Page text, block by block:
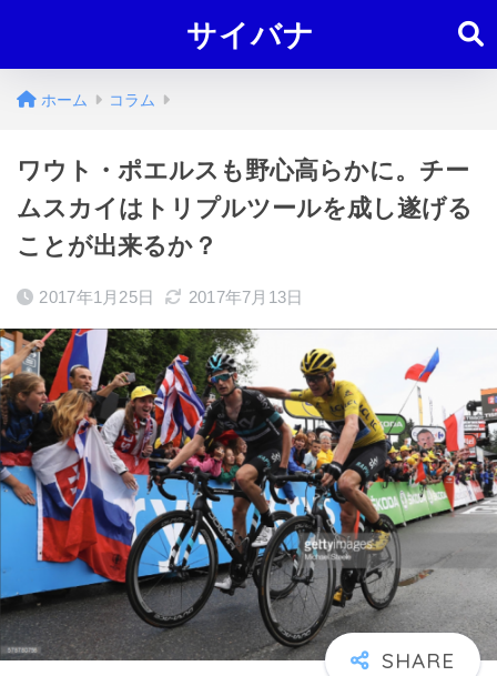
サイバナ
ホーム コラム
ワウト・ポエルスも野心高らかに。チー
ムスカイはトリプルツールを成し遂げる
ことが出来るか？
2017年1月25日 2017年7月13日